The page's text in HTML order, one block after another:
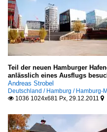
Teil der neuen Hamburger
anlässlich eines Ausflugs
Andreas Strobel
Deutschland / Hamburg / Hamburg-
 1036 1024x681 Px, 29.12.2011 